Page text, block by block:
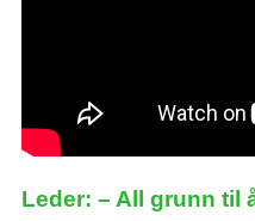
Leder: – All grunn til